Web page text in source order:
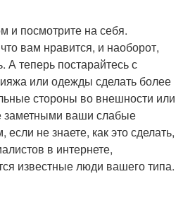
и посмотрите на себя.
вам нравится, и наоборот,
А теперь постарайтесь с
или одежды сделать более
стороны во внешности или
заметными ваши слабые
не знаете, как это сделать,
в интернете,
известные люди вашего типа.